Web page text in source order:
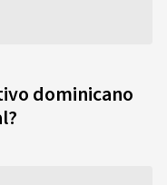
dominicano